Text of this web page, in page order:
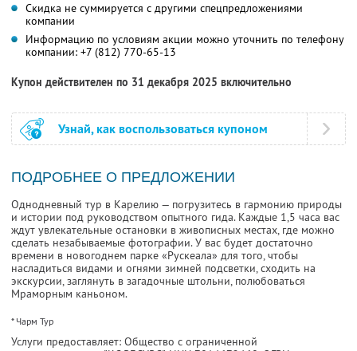
Скидка не суммируется с другими спецпредложениями
компании
Информацию по условиям акции можно уточнить по телефону
компании: +7 (812) 770-65-13
Купон действителен по 31 декабря 2025 включительно
Узнай, как воспользоваться купоном
ПОДРОБНЕЕ О ПРЕДЛОЖЕНИИ
Однодневный тур в Карелию — погрузитесь в гармонию природы
и истории под руководством опытного гида. Каждые 1,5 часа вас
ждут увлекательные остановки в живописных местах, где можно
сделать незабываемые фотографии. У вас будет достаточно
времени в новогоднем парке «Рускеала» для того, чтобы
насладиться видами и огнями зимней подсветки, сходить на
экскурсии, заглянуть в загадочные штольни, полюбоваться
Мраморным каньоном.
* Чарм Тур
Услуги предоставляет: Общество с ограниченной